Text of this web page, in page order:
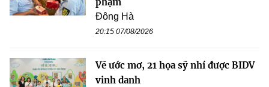
phạm
Đông Hà
20:15 07/08/2026
Vẽ ước mơ, 21 họa sỹ nhí được BIDV
vinh danh